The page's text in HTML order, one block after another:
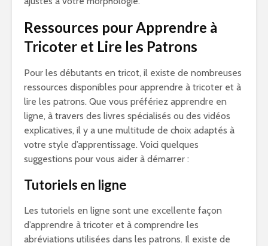
Ressources pour Apprendre à
Tricoter et Lire les Patrons
Pour les débutants en tricot, il existe de nombreuses
ressources disponibles pour apprendre à tricoter et à
lire les patrons. Que vous préfériez apprendre en
ligne, à travers des livres spécialisés ou des vidéos
explicatives, il y a une multitude de choix adaptés à
votre style d’apprentissage. Voici quelques
suggestions pour vous aider à démarrer :
Tutoriels en ligne
Les tutoriels en ligne sont une excellente façon
d’apprendre à tricoter et à comprendre les
abréviations utilisées dans les patrons. Il existe de